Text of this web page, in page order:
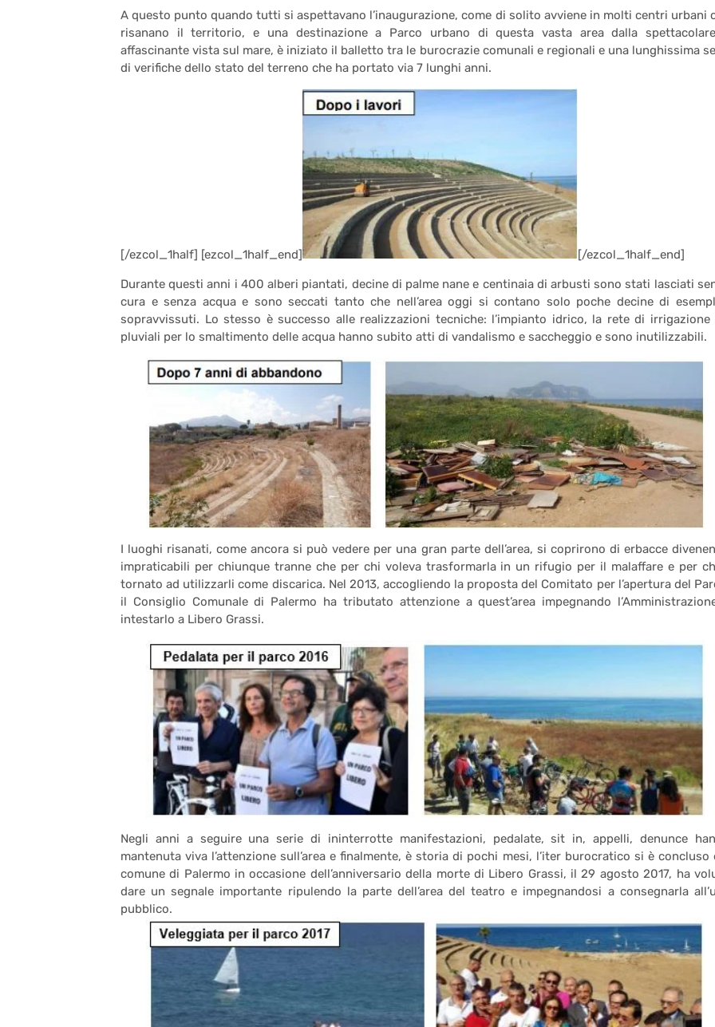
A questo punto quando tutti si aspettavano l’inaugurazione, come di solito avviene in molti centri urbani
risanano il territorio, e una destinazione a Parco urbano di questa vasta area dalla
affascinante vista sul mare, è iniziato il balletto tra le burocrazie comunali e regionali e una lunghissima
di verifiche dello stato del terreno che ha portato via 7 lunghi anni.
[/ezcol_1half] [ezcol_1half_end] [/ezcol_1half_end]
Durante questi anni i 400 alberi piantati, decine di palme nane e centinaia di arbusti sono stati lasciati
cura e senza acqua e sono seccati tanto che nell’area oggi si contano solo poche decine di
sopravvissuti. Lo stesso è successo alle realizzazioni tecniche: l’impianto idrico, la rete di irrigazione
pluviali per lo smaltimento delle acqua hanno subito atti di vandalismo e saccheggio e sono inutilizzabili.
I luoghi risanati, come ancora si può vedere per una gran parte dell’area, si coprirono di erbacce
impraticabili per chiunque tranne che per chi voleva trasformarla in un rifugio per il malaffare e per
tornato ad utilizzarli come discarica. Nel 2013, accogliendo la proposta del Comitato per l’apertura del
il Consiglio Comunale di Palermo ha tributato attenzione a quest’area impegnando
intestarlo a Libero Grassi.
Negli anni a seguire una serie di ininterrotte manifestazioni, pedalate, sit in, appelli, denunce
mantenuta viva l’attenzione sull’area e finalmente, è storia di pochi mesi, l’iter burocratico si è concluso
comune di Palermo in occasione dell’anniversario della morte di Libero Grassi, il 29 agosto 2017, ha
dare un segnale importante ripulendo la parte dell’area del teatro e impegnandosi a consegnarla
pubblico.